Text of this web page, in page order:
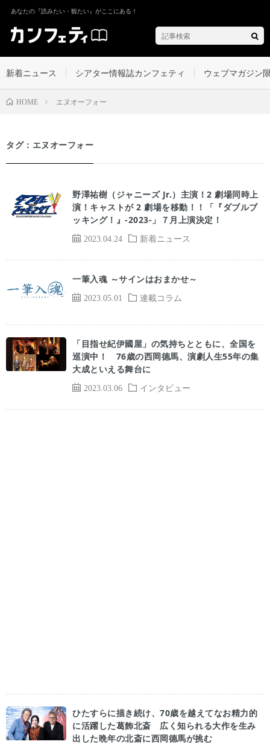
あなたの『読みたい・観たい』がここにある！
新着ニュース シアター情報誌カンフェティ ウェブマガジン
HOME エヌオーフォー
タグ：エヌオーフォー
2023.04.24 新着ニュース
野澤祐樹（ジャニーズ Jr.）主演！2 劇場同時上
演！キャストが 2 劇場を移動！！「『ダブルブ
ッキング！』-2023-」７月上演決定！
2023.05.01 連載コラム
一筆入魂 ～サインはおまかせ～
2023.03.06 インタビュー
「目指せ紀伊國屋」の気持ちとともに、全国を
巡演中！ 76歳の西岡德馬、演劇人生55年の集
大成といえる舞台に
ひたすらに描き続け、70歳を越えてなお精力的
に活躍した葛飾北斎 広く知られる大作を生み
出した晩年の北斎に西岡德馬が挑む